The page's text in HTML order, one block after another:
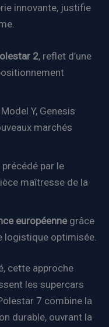
innovante, justifie
2, reflet d’une
Y, Genesis
marchés
précédé par le
maîtresse de la
européennegrâce
logistique optimisée.
cette approche
les supercars
7 combine la
durable, ouvrant la